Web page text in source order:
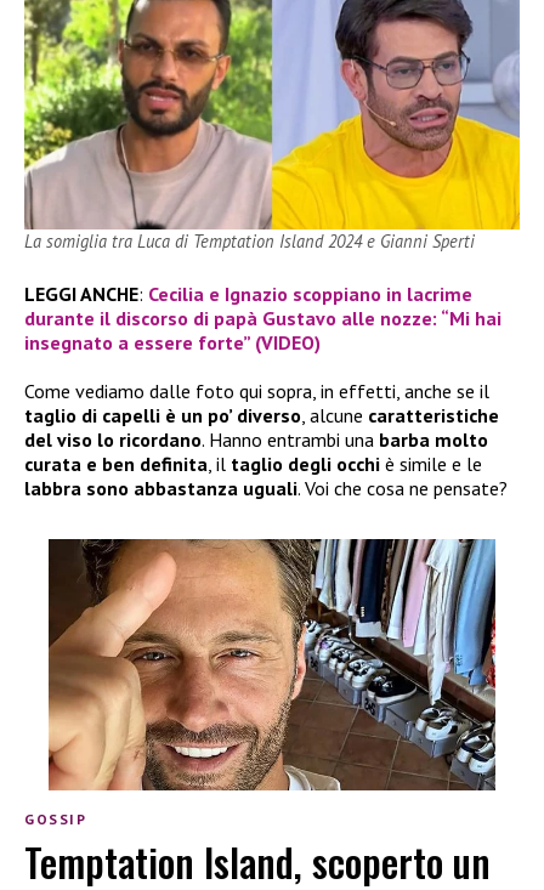
La somiglia tra Luca di Temptation Island 2024 e Gianni Sperti
LEGGI ANCHE: Cecilia e Ignazio scoppiano in lacrime
durante il discorso di papà Gustavo alle nozze: “Mi hai
insegnato a essere forte” (VIDEO)
Come vediamo dalle foto qui sopra, in effetti, anche se il
taglio di capelli è un po’ diverso, alcune caratteristiche
del viso lo ricordano. Hanno entrambi una barba molto
curata e ben definita, il taglio degli occhi è simile e le
labbra sono abbastanza uguali. Voi che cosa ne pensate?
GOSSIP
Temptation Island, scoperto un